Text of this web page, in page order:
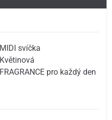
MIDI svíčka
Květinová
FRAGRANCE pro každý den